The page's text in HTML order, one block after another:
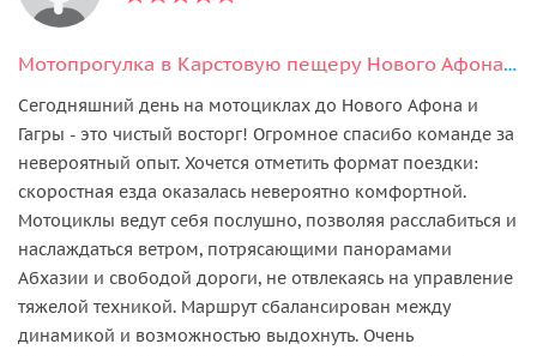
Мотопрогулка в Карстовую пещеру Нового Афона (Абхазия)
Сегодняшний день на мотоциклах до Нового Афона и
Гагры - это чистый восторг! Огромное спасибо команде за
невероятный опыт. Хочется отметить формат поездки:
скоростная езда оказалась невероятно комфортной.
Мотоциклы ведут себя послушно, позволяя расслабиться и
наслаждаться ветром, потрясающими панорамами
Абхазии и свободой дороги, не отвлекаясь на управление
тяжелой техникой. Маршрут сбалансирован между
динамикой и возможностью выдохнуть. Очень